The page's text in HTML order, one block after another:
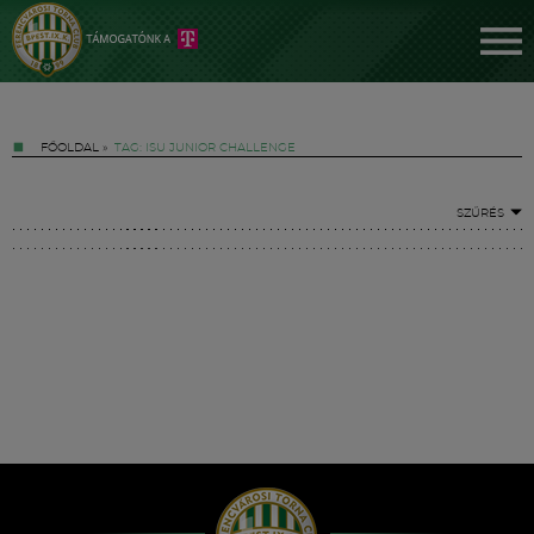
FŐOLDAL » TAG: ISU JUNIOR CHALLENGE
SZŰRÉS
Hírek